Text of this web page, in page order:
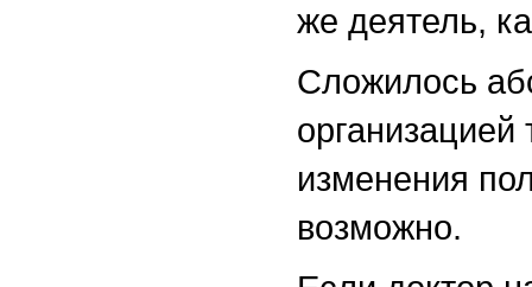
же деятель,
Сложилось
изменения
возможно.